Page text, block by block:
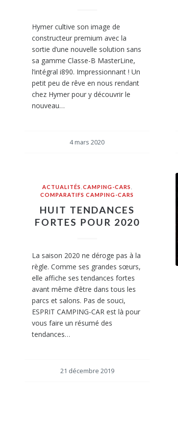
Hymer cultive son image de
constructeur premium avec la
sortie d’une nouvelle solution sans
sa gamme Classe-B MasterLine,
l’intégral i890. Impressionnant ! Un
petit peu de rêve en nous rendant
chez Hymer pour y découvrir le
nouveau…
4 mars 2020
ACTUALITÉS ,CAMPING-CARS
COMPARATIFS CAMPING-CARS
HUIT TENDANCES
FORTES POUR 2020
La saison 2020 ne déroge pas à la
règle. Comme ses grandes sœurs,
elle affiche ses tendances fortes
avant même d’être dans tous les
parcs et salons. Pas de souci,
ESPRIT CAMPING-CAR est là pour
vous faire un résumé des
tendances…
21 décembre 2019